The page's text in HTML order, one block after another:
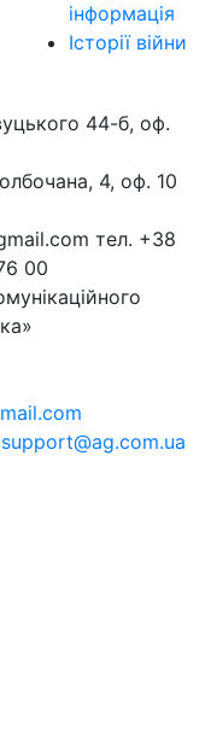
інформація
Історії війни
44-б, оф.
4, оф. 10
тел. +38
00
support@ag.com.ua